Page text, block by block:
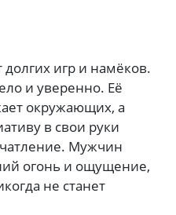
игр и намёков.
и уверенно. Её
окружающих, а
в свои руки
Мужчин
огонь и ощущение,
не станет